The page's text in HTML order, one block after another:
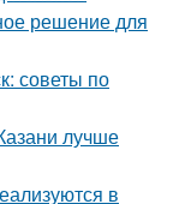
решение для
советы по
лучше
в